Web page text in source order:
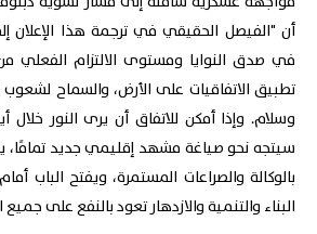
أن "الفيصل الحقيقي في ترجمة هذا
في صدق النوايا ومستوى الالتزام الفعلي
تطبيق الاتفاقيات على الأرض، والسماح
وسلام. وإذا أمكن للاتفاق أن يرى النور خلال
سيتجه نحو صياغة مشهد إقليمي جديد تمامًا،
بالوكالة والصراعات المستمرة، ويفتح الباب
البناء والتنمية والازدهار تعود بالنفع على جميع